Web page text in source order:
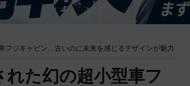
フジキャビン…古いのに未来を感じるデザインが魅力
た幻の超小型車フ